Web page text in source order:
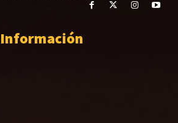
Información